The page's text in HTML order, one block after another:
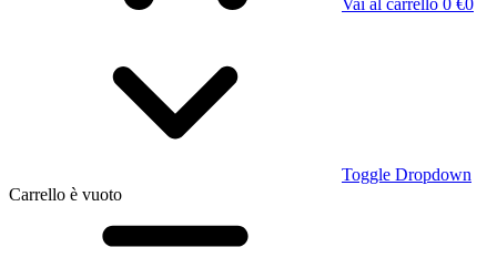
Vai al carrello 0 €0
Toggle Dropdown
Carrello è vuoto